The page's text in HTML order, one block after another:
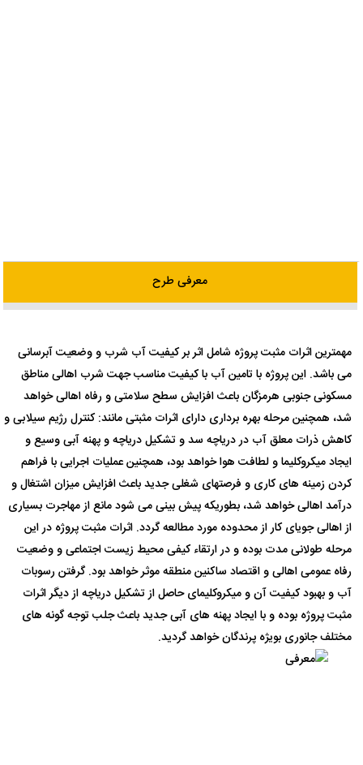
معرفی طرح
اطلاعات فنی
شرکتهای همکار
فیلم
ارتباط با طرح
مهمترین اثرات مثبت پروژه شامل اثر بر کیفیت آب شرب و وضعیت آبرسانی
می باشد. این پروژه با تامین آب با کیفیت مناسب جهت شرب اهالی مناطق
مسکونی جنوبی هرمزگان باعث افزایش سطح سلامتی و رفاه اهالی خواهد
شد، همچنین مرحله بهره برداری دارای اثرات مثبتی مانند: کنترل رژیم سیلابی و
کاهش ذرات معلق آب در دریاچه سد و تشکیل دریاچه و پهنه آبی وسیع و
ایجاد میکروکلیما و لطافت هوا خواهد بود، همچنین عملیات اجرایی با فراهم
کردن زمینه های کاری و فرصتهای شغلی جدید باعث افزایش میزان اشتغال و
درآمد اهالی خواهد شد، بطوریکه پیش بینی می شود مانع از مهاجرت بسیاری
از اهالی جویای کار از محدوده مورد مطالعه گردد. اثرات مثبت پروژه در این
مرحله طولانی مدت بوده و در ارتقاء کیفی محیط زیست اجتماعی و وضعیت
رفاه عمومی اهالی و اقتصاد ساکنین منطقه موثر خواهد بود. گرفتن رسوبات
آب و بهبود کیفیت آن و میکروکلیمای حاصل از تشکیل دریاچه از دیگر اثرات
مثبت پروژه بوده و با ایجاد پهنه های آبی جدید باعث جلب توجه گونه های
مختلف جانوری بویژه پرندگان خواهد گردید.